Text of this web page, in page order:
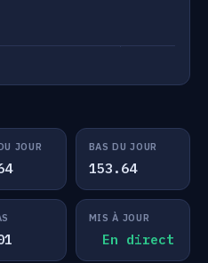
JOUR BAS DU JOUR
153.64
MIS À JOUR
En direct